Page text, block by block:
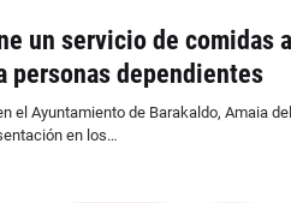
un servicio de comidas a
personas dependientes
el Ayuntamiento de Barakaldo, Amaia
en los…